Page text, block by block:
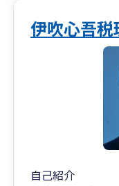
伊吹心吾
自己紹介